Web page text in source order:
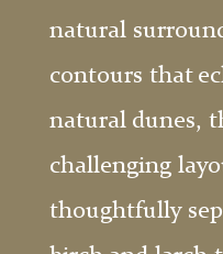
natural
contours that
natural dunes,
challenging
thoughtfully